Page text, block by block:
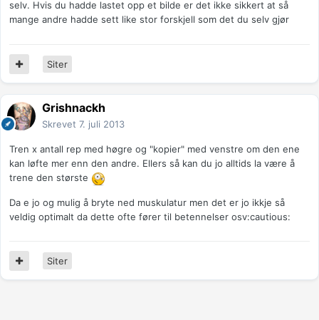
selv. Hvis du hadde lastet opp et bilde er det ikke sikkert at så
mange andre hadde sett like stor forskjell som det du selv gjør
Siter
Grishnackh
Skrevet 7. juli 2013
Tren x antall rep med høgre og "kopier" med venstre om den ene
kan løfte mer enn den andre. Ellers så kan du jo alltids la være å
trene den største
Da e jo og mulig å bryte ned muskulatur men det er jo ikkje så
veldig optimalt da dette ofte fører til betennelser osv:cautious:
Siter